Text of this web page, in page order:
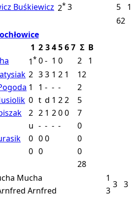
Buśkiewicz 2* 3 5
1
62
1 2 3 4567 Σ B
1* 0- 1 0 2
1
2 33 1 2 1
12
1 1 - - -
2
0 t d 1 22
5
2 2 1 200
7
u - - - -
0
0 00
0
0 0
0
28
Mucha 1
3 3
Arnfred
3